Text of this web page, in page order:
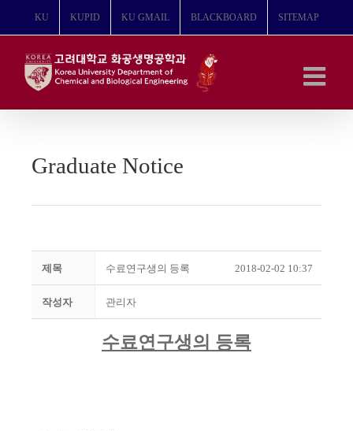
뛰
KU KUPID KU GMAIL BLACKBOARD SITEMAP
Graduate Notice
제목 수료연구생의 등록 2018-02-02 10:37
작성자 관리자
수료연구생의 등록